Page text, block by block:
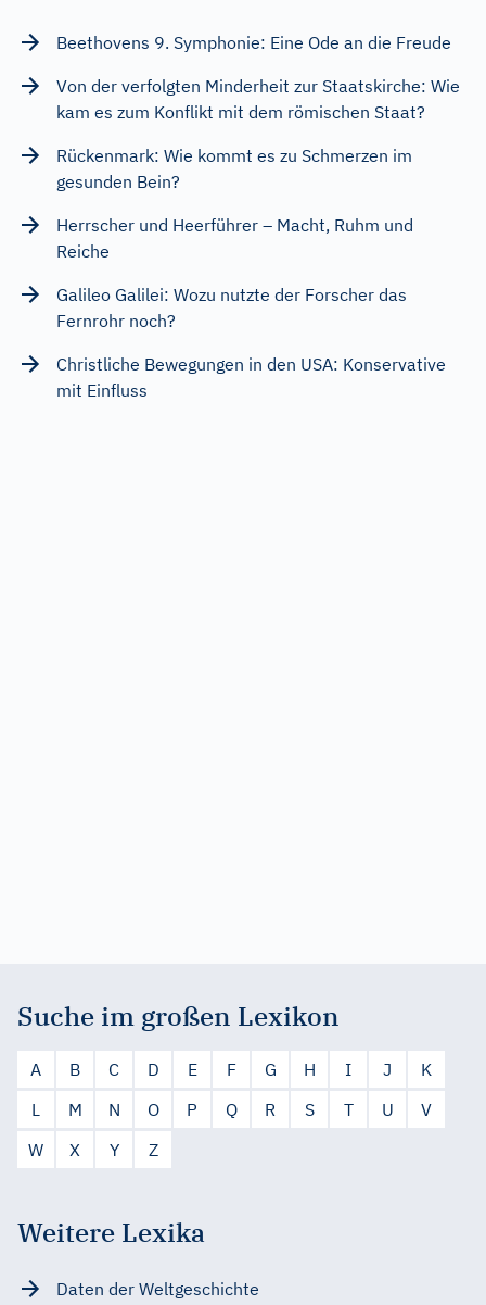
Beethovens 9. Symphonie: Eine Ode an die Freude
Von der verfolgten Minderheit zur Staatskirche: Wie
kam es zum Konflikt mit dem römischen Staat?
Rückenmark: Wie kommt es zu Schmerzen im
gesunden Bein?
Herrscher und Heerführer – Macht, Ruhm und
Reiche
Galileo Galilei: Wozu nutzte der Forscher das
Fernrohr noch?
Christliche Bewegungen in den USA: Konservative
mit Einfluss
Suche im großen Lexikon
A B C D E F G H I J
K
L
M N O P Q R S T U
V
W
X Y Z
Weitere Lexika
Daten der Weltgeschichte